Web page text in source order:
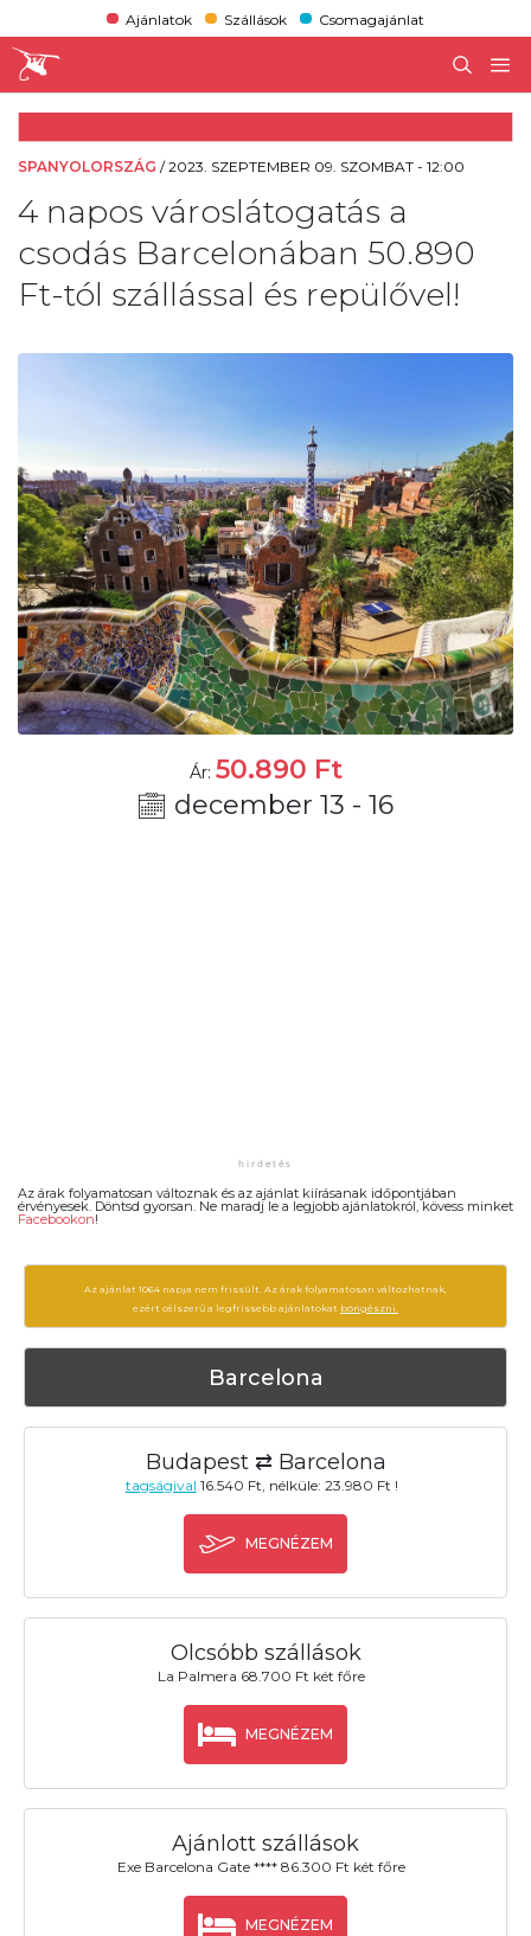
Ajánlatok Szállások Csomagajánlat
SPANYOLORSZÁG /2023. SZEPTEMBER 09. SZOMBAT - 12:00
4 napos városlátogatás a
csodás Barcelonában 50.890
Ft-tól szállással és repülővel!
Ár: 50.890 Ft
december 13 - 16
Az árak folyamatosan változnak és az ajánlat kiírásanak időpontjában
érvényesek. Döntsd gyorsan. Ne maradj le a legjobb ajánlatokról, kövess minket
Facebookon!
Az ajánlat 1064 napja nem frissült. Az árak folyamatosan változhatnak,
ezért célszerű a legfrissebb ajánlatokat böngészni.
Barcelona
Budapest ⇄ Barcelona
tagságival 16.540 Ft, nélküle: 23.980 Ft !
MEGNÉZEM
Olcsóbb szállások
La Palmera 68.700 Ft két főre
MEGNÉZEM
Ajánlott szállások
Exe Barcelona Gate **** 86.300 Ft két főre
MEGNÉZEM